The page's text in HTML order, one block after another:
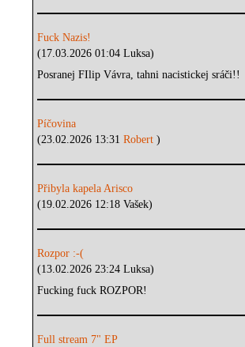
Fuck Nazis!
(17.03.2026 01:04 Luksa)
Posranej FIlip Vávra, tahni nacistickej sráči!!
Píčovina
(23.02.2026 13:31Robert)
Přibyla kapela Arisco
(19.02.2026 12:18 Vašek)
Rozpor :-(
(13.02.2026 23:24 Luksa)
Fucking fuck ROZPOR!
Full stream 7" EP